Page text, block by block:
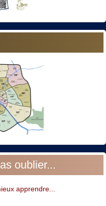
oublier...
apprendre...